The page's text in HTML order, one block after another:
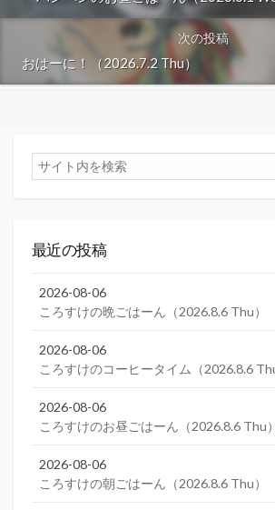
次の投稿
おはーに！（2026.7.2 Thu）
検
索
最近の投稿
2026-08-06
ころすけの晩ごはーん（2026.8.6 Thu）
2026-08-06
ころすけのコーヒータイム（2026.8.6 Thu
2026-08-06
ころすけのお昼ごはーん（2026.8.6 Thu）
2026-08-06
ころすけの朝ごはーん（2026.8.6 Thu）